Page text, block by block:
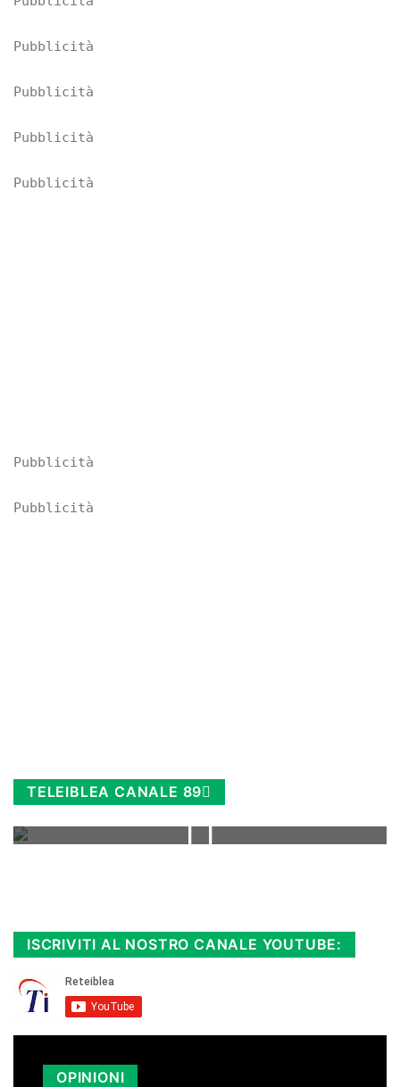
Pubblicità
Pubblicità
Pubblicità
Pubblicità
Pubblicità
Pubblicità
TELEIBLEA CANALE 89
ISCRIVITI AL NOSTRO CANALE YOUTUBE:
OPINIONI